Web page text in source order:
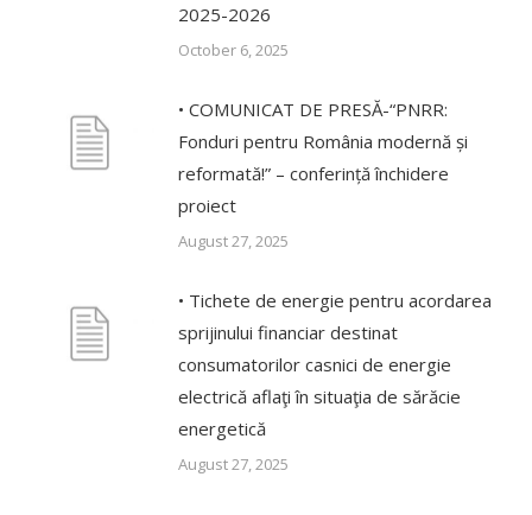
2025-2026
October 6, 2025
• COMUNICAT DE PRESĂ-“PNRR:
Fonduri pentru România modernă și
reformată!” – conferință închidere
proiect
August 27, 2025
• Tichete de energie pentru acordarea
sprijinului financiar destinat
consumatorilor casnici de energie
electrică aflaţi în situaţia de sărăcie
energetică
August 27, 2025